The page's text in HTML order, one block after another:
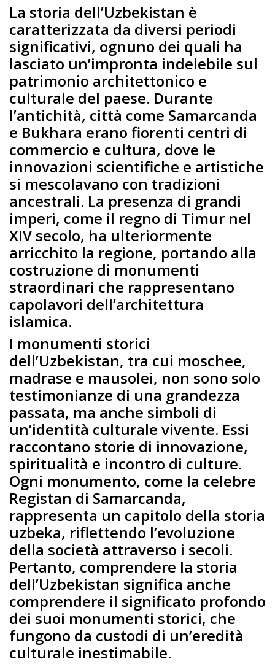
La storia dell’Uzbekistan è
caratterizzata da diversi periodi
significativi, ognuno dei quali ha
lasciato un’impronta indelebile sul
patrimonio architettonico e
culturale del paese. Durante
l’antichità, città come Samarcanda
e Bukhara erano fiorenti centri di
commercio e cultura, dove le
innovazioni scientifiche e artistiche
si mescolavano con tradizioni
ancestrali. La presenza di grandi
imperi, come il regno di Timur nel
XIV secolo, ha ulteriormente
arricchito la regione, portando alla
costruzione di monumenti
straordinari che rappresentano
capolavori dell’architettura
islamica.
I monumenti storici
dell’Uzbekistan, tra cui moschee,
madrase e mausolei, non sono solo
testimonianze di una grandezza
passata, ma anche simboli di
un’identità culturale vivente. Essi
raccontano storie di innovazione,
spiritualità e incontro di culture.
Ogni monumento, come la celebre
Registan di Samarcanda,
rappresenta un capitolo della storia
uzbeka, riflettendo l’evoluzione
della società attraverso i secoli.
Pertanto, comprendere la storia
dell’Uzbekistan significa anche
comprendere il significato profondo
dei suoi monumenti storici, che
fungono da custodi di un’eredità
culturale inestimabile.